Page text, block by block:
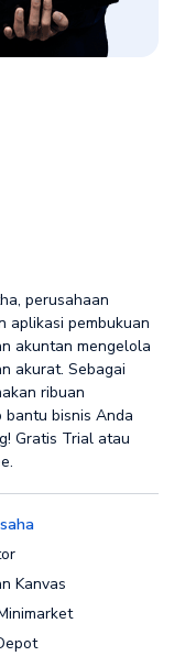
perusahaan
aplikasi pembukuan
akuntan mengelola
akurat. Sebagai
ribuan
bantu bisnis Anda
Gratis Trial atau
Kanvas